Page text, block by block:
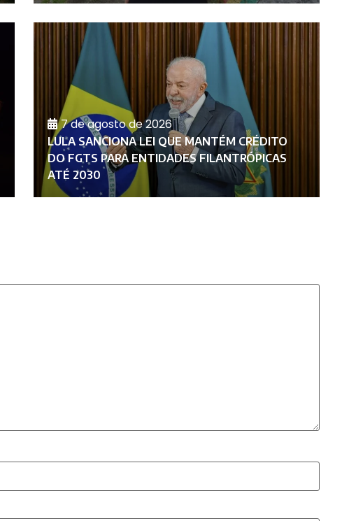
7 de agosto de 2026
LULA SANCIONA LEI QUE MANTÉM CRÉDITO
DO FGTS PARA ENTIDADES FILANTRÓPICAS
ATÉ 2030